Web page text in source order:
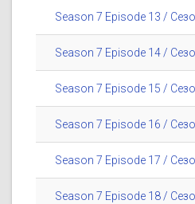
Season 7 Episode 13 /
Season 7 Episode 14 /
Season 7 Episode 15 /
Season 7 Episode 16 /
Season 7 Episode 17 /
Season 7 Episode 18 /